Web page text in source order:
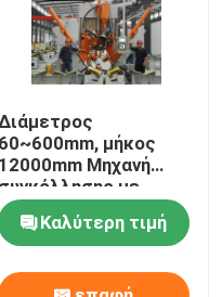
60~600mm, μήκος
12000mm Μηχανή
συγκόλλησης με
κλειστό πόλο CNC
Καλύτερη τιμή